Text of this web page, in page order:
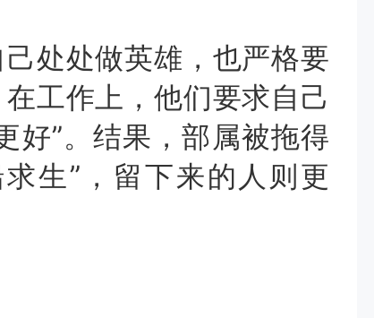
处处做英雄，也严格要
工作上，他们要求自己
好”。结果，部属被拖得
生”，留下来的人则更